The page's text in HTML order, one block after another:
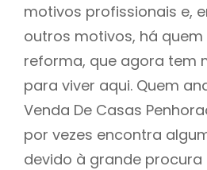
motivos profissionais e,
outros motivos, há
reforma, que agora tem
para viver aqui. Quem
Venda De Casas
por vezes encontra
devido à grande